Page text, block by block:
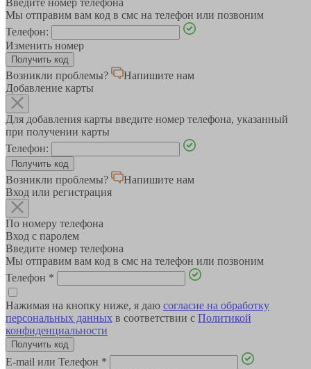
Введите номер телефона
Мы отправим вам код в смс на телефон или позвоним
Телефон:
Изменить номер
Возникли проблемы?
Напишите нам
Добавление карты
Для добавления карты введите номер телефона, указанный
при получении карты
Телефон:
Возникли проблемы?
Напишите нам
Вход или регистрация
По номеру телефона
Вход с паролем
Введите номер телефона
Мы отправим вам код в смс на телефон или позвоним
Телефон *
Нажимая на кнопку ниже, я даю согласие на обработку
персональных данных в соответствии с Политикой
конфиденциальности
E-mail или Телефон *